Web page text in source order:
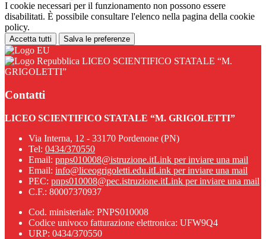
I cookie necessari per il funzionamento non possono essere
disabilitati. È possibile consultare l'elenco nella pagina della cookie
policy.
Accetta tutti Salva le preferenze
LICEO SCIENTIFICO STATALE “M.
GRIGOLETTI”
Contatti
LICEO SCIENTIFICO STATALE “M. GRIGOLETTI”
Via Interna, 12 - 33170 Pordenone (PN)
Tel: 0434/370550
Email: pnps010008@istruzione.itLink per inviare una mail
Email: info@liceogrigoletti.edu.itLink per inviare una mail
PEC: pnps010008@pec.istruzione.itLink per inviare una mail
C.F.: 80007370937
Cod. ministeriale: PNPS010008
Codice univoco fatturazione elettronica: UFW9Q4
URP: 0434/370550